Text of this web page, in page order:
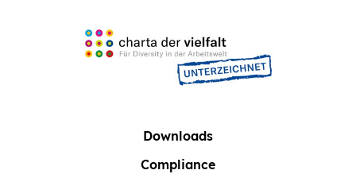
Downloads
Compliance